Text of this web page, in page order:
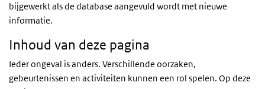
bijgewerkt als de database aangevuld wordt met nieuwe
informatie.
Inhoud van deze pagina
Ieder ongeval is anders. Verschillende oorzaken,
gebeurtenissen en activiteiten kunnen een rol spelen. Op deze